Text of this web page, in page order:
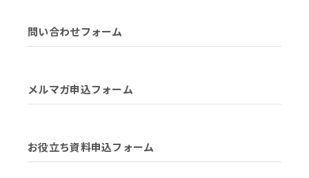
問い合わせフォーム
メルマガ申込フォーム
お役立ち資料申込フォーム